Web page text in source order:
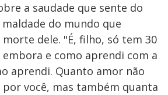
a saudade que sente do
do mundo que
morte dele. "É, filho, só tem 30
e como aprendi com a
aprendi. Quanto amor não
você, mas também quanta